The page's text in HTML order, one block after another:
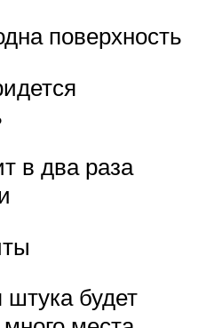
поверхность
в два раза
штука будет